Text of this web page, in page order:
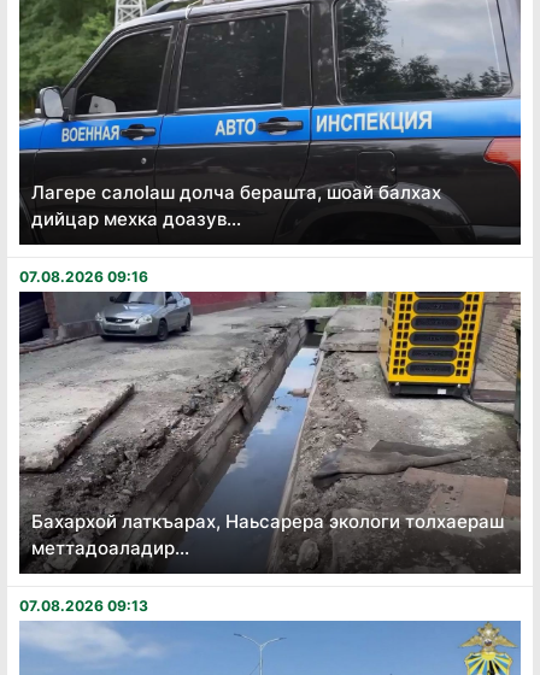
Лагере салоӏаш долча берашта, шоай балхах
дийцар мехка доазув...
07.08.2026 09:16
Бахархой латкъарах, Наьсарера экологи толхаераш
меттадоаладир...
07.08.2026 09:13